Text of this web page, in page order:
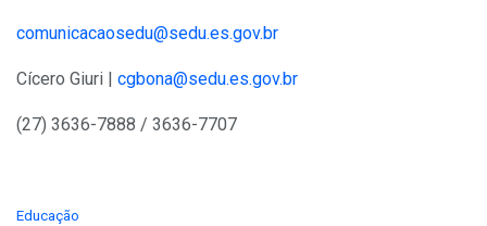
comunicacaosedu@sedu.es.gov.br
Cícero Giuri | cgbona@sedu.es.gov.br
(27) 3636-7888 / 3636-7707
C
Educação